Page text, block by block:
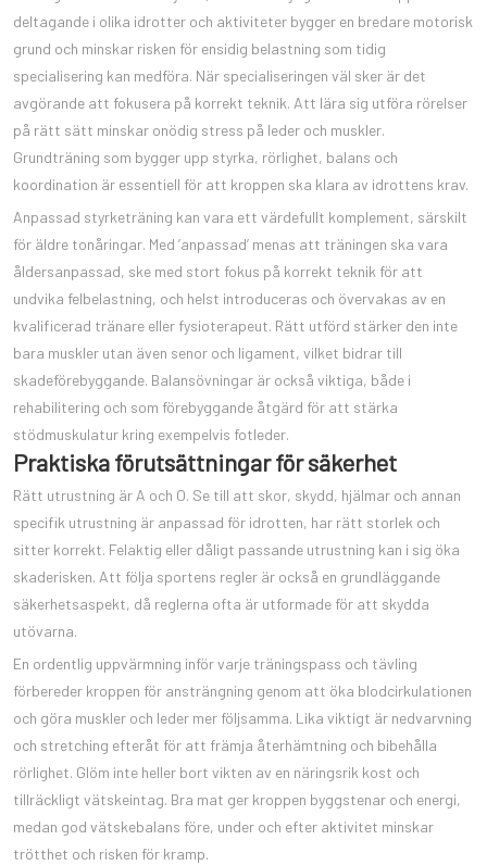
deltagande i olika idrotter och aktiviteter bygger en bredare motorisk
grund och minskar risken för ensidig belastning som tidig
specialisering kan medföra. När specialiseringen väl sker är det
avgörande att fokusera på korrekt teknik. Att lära sig utföra rörelser
på rätt sätt minskar onödig stress på leder och muskler.
Grundträning som bygger upp styrka, rörlighet, balans och
koordination är essentiell för att kroppen ska klara av idrottens krav.
Anpassad styrketräning kan vara ett värdefullt komplement, särskilt
för äldre tonåringar. Med ’anpassad’ menas att träningen ska vara
åldersanpassad, ske med stort fokus på korrekt teknik för att
undvika felbelastning, och helst introduceras och övervakas av en
kvalificerad tränare eller fysioterapeut. Rätt utförd stärker den inte
bara muskler utan även senor och ligament, vilket bidrar till
skadeförebyggande. Balansövningar är också viktiga, både i
rehabilitering och som förebyggande åtgärd för att stärka
stödmuskulatur kring exempelvis fotleder.
Praktiska förutsättningar för säkerhet
Rätt utrustning är A och O. Se till att skor, skydd, hjälmar och annan
specifik utrustning är anpassad för idrotten, har rätt storlek och
sitter korrekt. Felaktig eller dåligt passande utrustning kan i sig öka
skaderisken. Att följa sportens regler är också en grundläggande
säkerhetsaspekt, då reglerna ofta är utformade för att skydda
utövarna.
En ordentlig uppvärmning inför varje träningspass och tävling
förbereder kroppen för ansträngning genom att öka blodcirkulationen
och göra muskler och leder mer följsamma. Lika viktigt är nedvarvning
och stretching efteråt för att främja återhämtning och bibehålla
rörlighet. Glöm inte heller bort vikten av en näringsrik kost och
tillräckligt vätskeintag. Bra mat ger kroppen byggstenar och energi,
medan god vätskebalans före, under och efter aktivitet minskar
trötthet och risken för kramp.